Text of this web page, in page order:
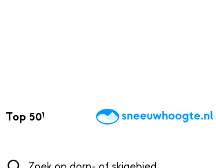
Top 50Webcams WintersportweerKaarten